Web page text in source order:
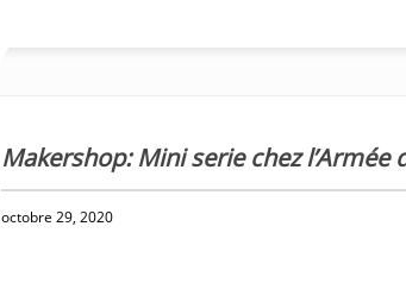
Makershop: Mini serie chez l’Armée
octobre 29, 2020